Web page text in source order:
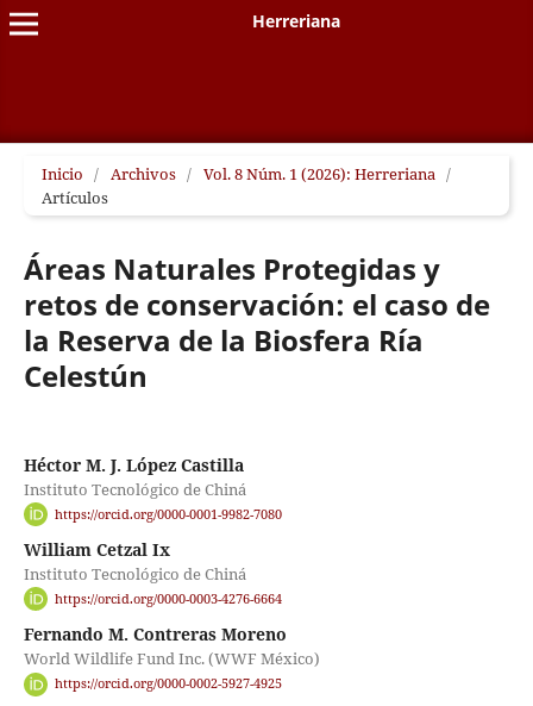
Herreriana
Inicio / Archivos / Vol. 8 Núm. 1 (2026): Herreriana /
Artículos
Áreas Naturales Protegidas y
retos de conservación: el caso de
la Reserva de la Biosfera Ría
Celestún
Héctor M. J. López Castilla
Instituto Tecnológico de Chiná
https://orcid.org/0000-0001-9982-7080
William Cetzal Ix
Instituto Tecnológico de Chiná
https://orcid.org/0000-0003-4276-6664
Fernando M. Contreras Moreno
World Wildlife Fund Inc. (WWF México)
https://orcid.org/0000-0002-5927-4925